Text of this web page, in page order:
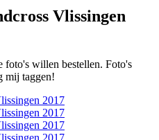
Vlissingen
foto's willen bestellen. Foto's
mij taggen!